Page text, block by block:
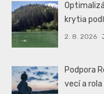
krytia
2. 8. 2026
Podpora
vecí a